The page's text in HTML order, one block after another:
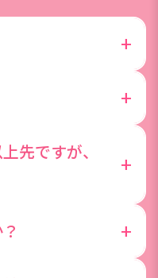
+
用意していますので
」という気持ちを
+
希望を叶えること
する理由などじっ
先ですが、
+
+